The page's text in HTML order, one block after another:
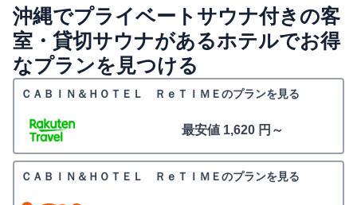
沖縄でプライベートサウナ付きの客
室・貸切サウナがあるホテルでお得
なプランを見つける
ＣＡＢＩＮ＆ＨＯＴＥＬ ＲｅＴＩＭＥのプランを見る
最安値 1,620 円～
ＣＡＢＩＮ＆ＨＯＴＥＬ ＲｅＴＩＭＥのプランを見る